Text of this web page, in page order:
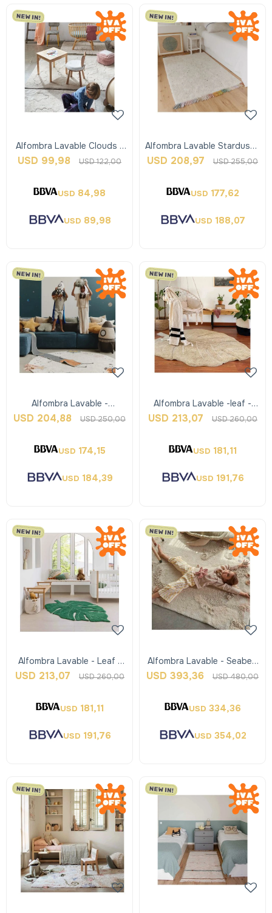
Alfombra Lavable Clouds -
Xs - Lorena Canals
USD 99,98 USD122,00
USD 84,98
USD 89,98
Alfombra Lavable Stardust -
Lorena Canals
USD 208,97 USD255,00
USD 177,62
USD 188,07
Alfombra Lavable -
Interestelar - Lorena Canals
USD 204,88 USD250,00
USD 174,15
USD 184,39
Alfombra Lavable -leaf -
Oliva - Lorena Canals
USD 213,07 USD260,00
USD 181,11
USD 191,76
Alfombra Lavable - Leaf -
Verde - Lorena Canals
USD 213,07 USD260,00
USD 181,11
USD 191,76
Alfombra Lavable - Seabed
- Lorena Canals
USD 393,36 USD480,00
USD 334,36
USD 354,02